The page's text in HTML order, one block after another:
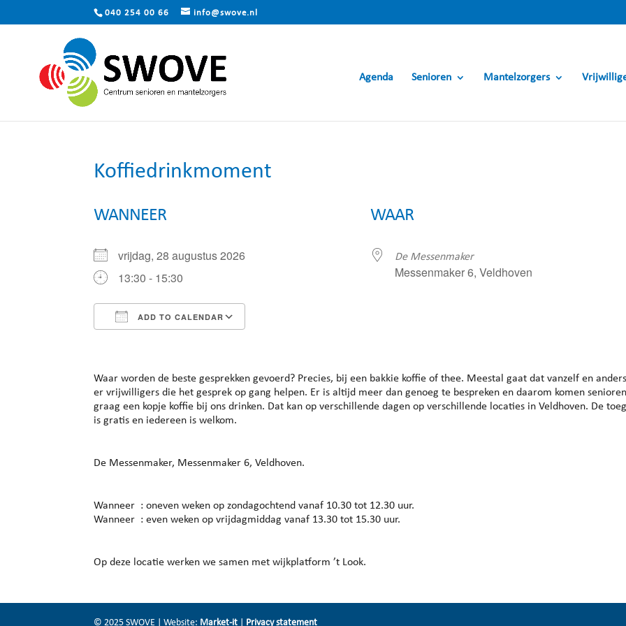
040 254 00 66 info@swove.nl
Agenda Senioren Mantelzorgers
Koffiedrinkmoment
WANNEER
vrijdag, 28 augustus 2026
13:30 - 15:30
ADD TO CALENDAR
WAAR
De Messenmaker
Messenmaker 6, Veldhoven
Waar worden de beste gesprekken gevoerd? Precies, bij een bakkie koffie of thee. Meestal gaat dat vanzelf en
er vrijwilligers die het gesprek op gang helpen. Er is altijd meer dan genoeg te bespreken en daarom komen senioren
graag een kopje koffie bij ons drinken. Dat kan op verschillende dagen op verschillende locaties in Veldhoven. De
is gratis en iedereen is welkom.
De Messenmaker, Messenmaker 6, Veldhoven.
Wanneer : oneven weken op zondagochtend vanaf 10.30 tot 12.30 uur.
Wanneer : even weken op vrijdagmiddag vanaf 13.30 tot 15.30 uur.
Op deze locatie werken we samen met wijkplatform ’t Look.
© 2025 SWOVE | Website: Market-it Privacy statement